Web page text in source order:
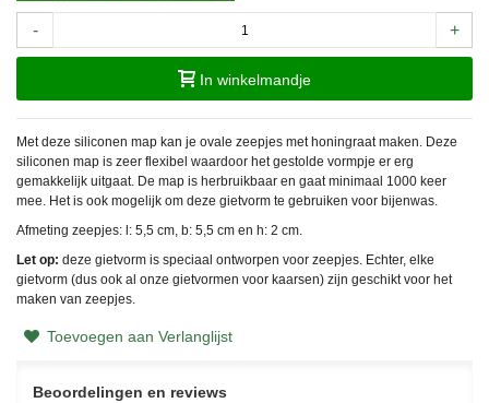
- +
In winkelmandje
Met deze siliconen map kan je ovale zeepjes met honingraat maken. Deze
siliconen map is zeer flexibel waardoor het gestolde vormpje er erg
gemakkelijk uitgaat. De map is herbruikbaar en gaat minimaal 1000 keer
mee. Het is ook mogelijk om deze gietvorm te gebruiken voor bijenwas.
Afmeting zeepjes: l: 5,5 cm, b: 5,5 cm en h: 2 cm.
Let op: deze gietvorm is speciaal ontworpen voor zeepjes. Echter, elke
gietvorm (dus ook al onze gietvormen voor kaarsen) zijn geschikt voor het
maken van zeepjes.
Toevoegen aan Verlanglijst
Beoordelingen en reviews